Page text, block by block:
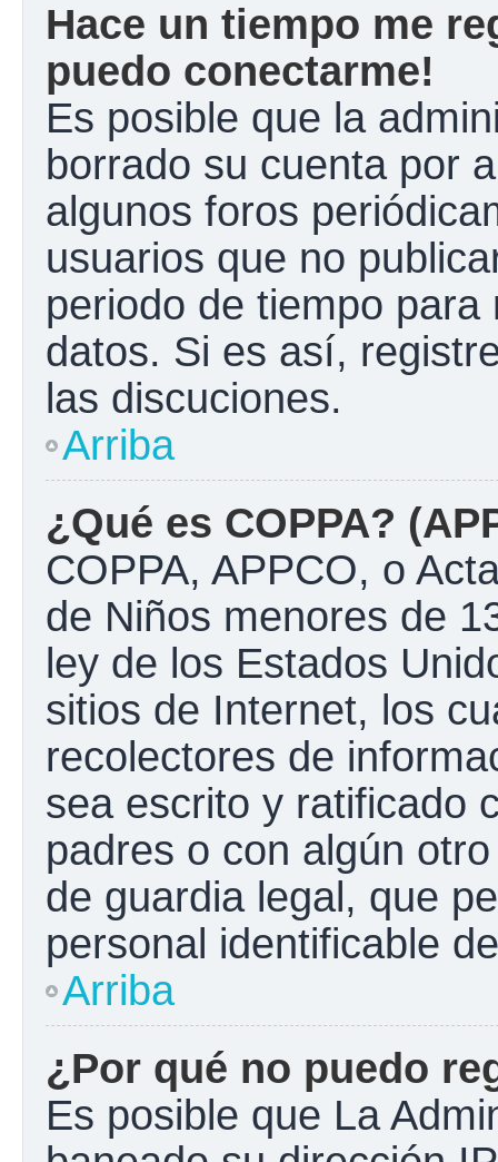
Hace un tiempo me
puedo conectarme!
Es posible que la
borrado su cuenta por
algunos foros
usuarios que no
periodo de tiempo
datos. Si es así,
las discuciones.
Arriba
¿Qué es COPPA?
COPPA, APPCO, o
de Niños menores de
ley de los Estados
sitios de Internet, los
recolectores de
sea escrito y ratificado
padres o con algún
de guardia legal, que
personal identificable
Arriba
¿Por qué no puedo
Es posible que La